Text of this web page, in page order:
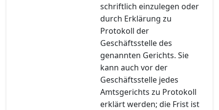
schriftlich einzulegen oder
durch Erklärung zu
Protokoll der
Geschäftsstelle des
genannten Gerichts. Sie
kann auch vor der
Geschäftsstelle jedes
Amtsgerichts zu Protokoll
erklärt werden; die Frist ist